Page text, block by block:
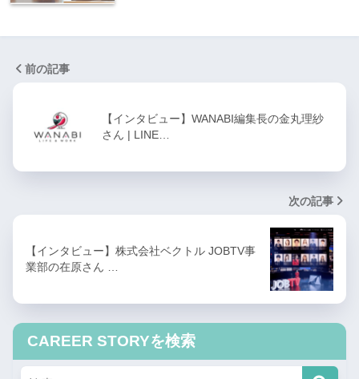
前の記事
【インタビュー】WANABI編集長の金丸理紗
さん | LINE…
次の記事
【インタビュー】株式会社ベクトル JOBTV事
業部の在原さん …
CAREER STORYを検索